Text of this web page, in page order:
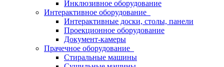
Инклюзивное оборудование
Интерактивное оборудование
Интерактивные доски, столы, панели
Проекционное оборудование
Документ-камеры
Прачечное оборудование
Стиральные машины